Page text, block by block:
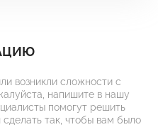
возникли сложности с
напишите в нашу
помогут решить
так, чтобы вам было